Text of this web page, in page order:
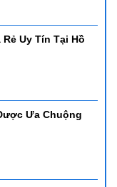
Uy Tín Tại Hồ
Ưa Chuộng